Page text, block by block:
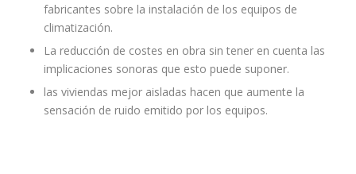
fabricantes sobre la instalación de los equipos de
climatización.
La reducción de costes en obra sin tener en cuenta las
implicaciones sonoras que esto puede suponer.
las viviendas mejor aisladas hacen que aumente la
sensación de ruido emitido por los equipos.